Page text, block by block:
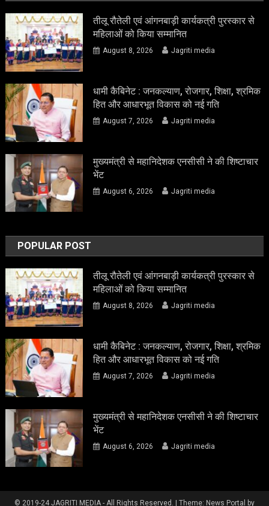
तीलू रौतेली एवं आंगनबाड़ी कार्यकत्री पुरस्कार से
महिलाओं को किया सम्मानित
August 8, 2026 Jagriti media
धामी कैबिनेट : जनकल्याण, रोजगार, शिक्षा, श्रमिक
हित और आधारभूत विकास को नई गति
August 7, 2026 Jagriti media
मुख्यमंत्री से महानिदेशक एनसीसी ने की शिष्टाचार
भेंट
August 6, 2026 Jagriti media
POPULAR POST
तीलू रौतेली एवं आंगनबाड़ी कार्यकत्री पुरस्कार से
महिलाओं को किया सम्मानित
August 8, 2026 Jagriti media
धामी कैबिनेट : जनकल्याण, रोजगार, शिक्षा, श्रमिक
हित और आधारभूत विकास को नई गति
August 7, 2026 Jagriti media
मुख्यमंत्री से महानिदेशक एनसीसी ने की शिष्टाचार
भेंट
August 6, 2026 Jagriti media
© 2019-24 JAGRITI MEDIA - All Rights Reserved. Theme: News Portal by